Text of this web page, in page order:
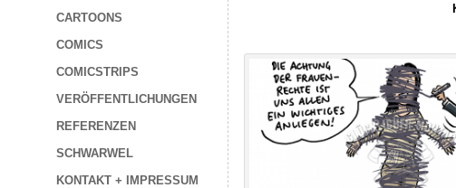
CARTOONS
COMICS
COMICSTRIPS
VERÖFFENTLICHUNGEN
REFERENZEN
SCHWARWEL
KONTAKT + IMPRESSUM